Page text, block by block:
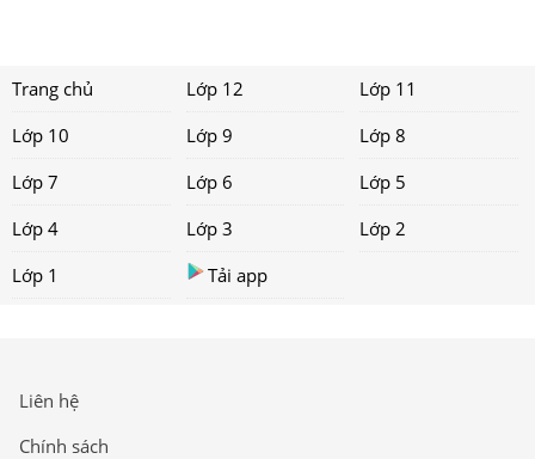
Trang chủ Lớp 12
Lớp 11
Lớp 10
Lớp 9
Lớp 8
Lớp 7
Lớp 6
Lớp 5
Lớp 4
Lớp 3
Lớp 2
Lớp 1
Tải app
Liên hệ
Chính sách